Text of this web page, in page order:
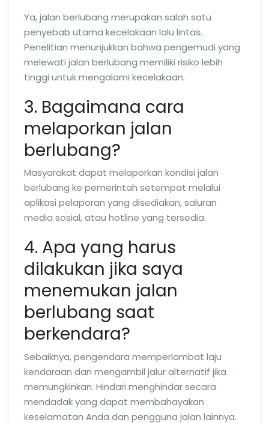
Ya, jalan berlubang merupakan salah satu
penyebab utama kecelakaan lalu lintas.
Penelitian menunjukkan bahwa pengemudi yang
melewati jalan berlubang memiliki risiko lebih
tinggi untuk mengalami kecelakaan.
3. Bagaimana cara
melaporkan jalan
berlubang?
Masyarakat dapat melaporkan kondisi jalan
berlubang ke pemerintah setempat melalui
aplikasi pelaporan yang disediakan, saluran
media sosial, atau hotline yang tersedia.
4. Apa yang harus
dilakukan jika saya
menemukan jalan
berlubang saat
berkendara?
Sebaiknya, pengendara memperlambat laju
kendaraan dan mengambil jalur alternatif jika
memungkinkan. Hindari menghindar secara
mendadak yang dapat membahayakan
keselamatan Anda dan pengguna jalan lainnya.